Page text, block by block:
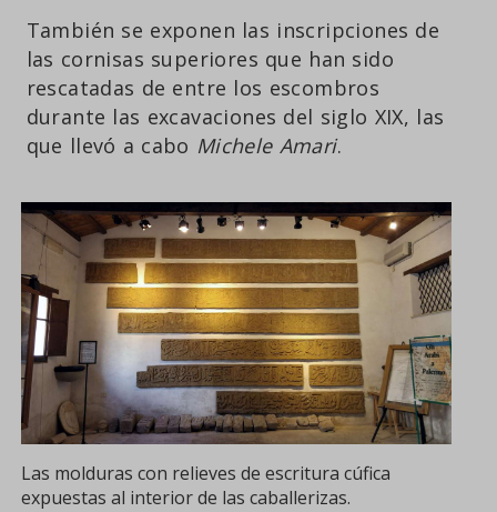
También se exponen las inscripciones de
las cornisas superiores que han sido
rescatadas de entre los escombros
durante las excavaciones del siglo XIX, las
que llevó a cabo Michele Amari.
Las molduras con relieves de escritura cúfica
expuestas al interior de las caballerizas.